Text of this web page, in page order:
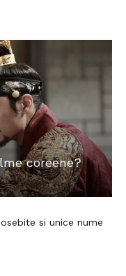
coreene?
si unice nume